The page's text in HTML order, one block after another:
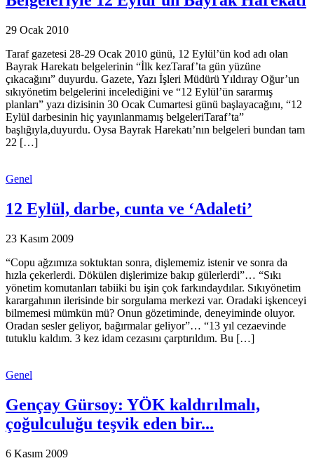
29 Ocak 2010
Taraf gazetesi 28-29 Ocak 2010 günü, 12 Eylül’ün kod adı olan
Bayrak Harekatı belgelerinin “İlk kezTaraf’ta gün yüzüne
çıkacağını” duyurdu. Gazete, Yazı İşleri Müdürü Yıldıray Oğur’un
sıkıyönetim belgelerini incelediğini ve “12 Eylül’ün sararmış
planları” yazı dizisinin 30 Ocak Cumartesi günü başlayacağını, “12
Eylül darbesinin hiç yayınlanmamış belgeleriTaraf’ta”
başlığıyla,duyurdu. Oysa Bayrak Harekatı’nın belgeleri bundan tam
22 […]
Genel
12 Eylül, darbe, cunta ve ‘Adaleti’
23 Kasım 2009
“Copu ağzımıza soktuktan sonra, dişlememiz istenir ve sonra da
hızla çekerlerdi. Dökülen dişlerimize bakıp gülerlerdi”… “Sıkı
yönetim komutanları tabiiki bu işin çok farkındaydılar. Sıkıyönetim
karargahının ilerisinde bir sorgulama merkezi var. Oradaki işkenceyi
bilmemesi mümkün mü? Onun gözetiminde, deneyiminde oluyor.
Oradan sesler geliyor, bağırmalar geliyor”… “13 yıl cezaevinde
tutuklu kaldım. 3 kez idam cezasını çarptırıldım. Bu […]
Genel
Gençay Gürsoy: YÖK kaldırılmalı,
çoğulculuğu teşvik eden bir...
6 Kasım 2009